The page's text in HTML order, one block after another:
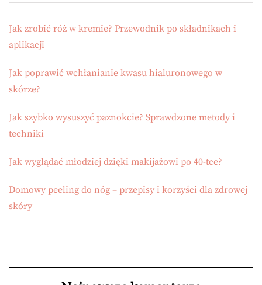
Jak zrobić róż w kremie? Przewodnik po składnikach i
aplikacji
Jak poprawić wchłanianie kwasu hialuronowego w
skórze?
Jak szybko wysuszyć paznokcie? Sprawdzone metody i
techniki
Jak wyglądać młodziej dzięki makijażowi po 40-tce?
Domowy peeling do nóg – przepisy i korzyści dla zdrowej
skóry